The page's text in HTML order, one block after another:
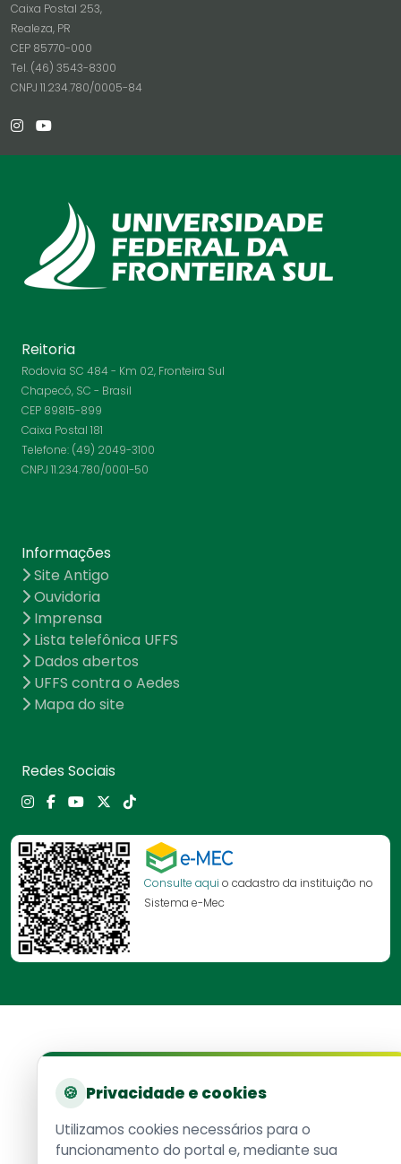
Caixa Postal 253,
Realeza, PR
CEP 85770-000
Tel. (46) 3543-8300
CNPJ 11.234.780/0005-84
Reitoria
Rodovia SC 484 - Km 02, Fronteira Sul
Chapecó, SC - Brasil
CEP 89815-899
Caixa Postal 181
Telefone: (49) 2049-3100
CNPJ 11.234.780/0001-50
Informações
Site Antigo
Ouvidoria
Imprensa
Lista telefônica UFFS
Dados abertos
UFFS contra o Aedes
Mapa do site
Redes Sociais
Consulte aqui o cadastro da instituição no
Sistema e-Mec
🍪 Privacidade e cookies
Utilizamos cookies necessários para o
funcionamento do portal e, mediante sua